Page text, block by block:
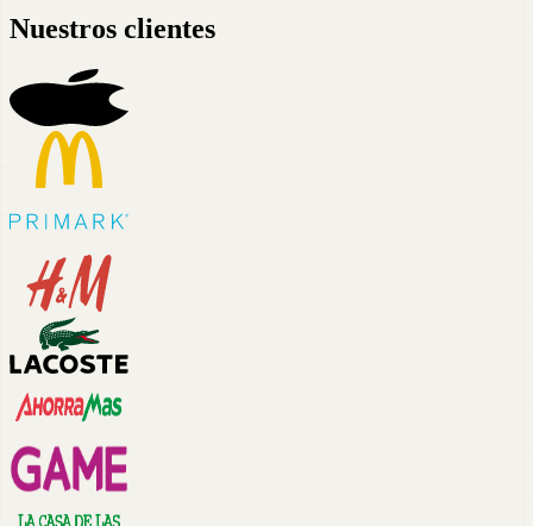
Nuestros clientes